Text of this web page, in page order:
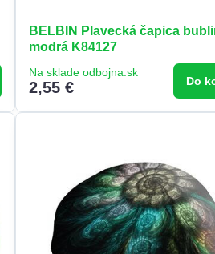
BELBIN Plavecká čapica
modrá K84127
Na sklade odbojna.sk
2,55 € Do